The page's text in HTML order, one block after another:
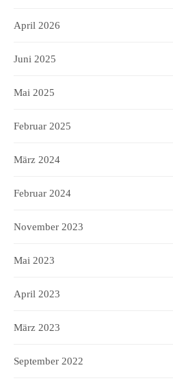
April 2026
Juni 2025
Mai 2025
Februar 2025
März 2024
Februar 2024
November 2023
Mai 2023
April 2023
März 2023
September 2022